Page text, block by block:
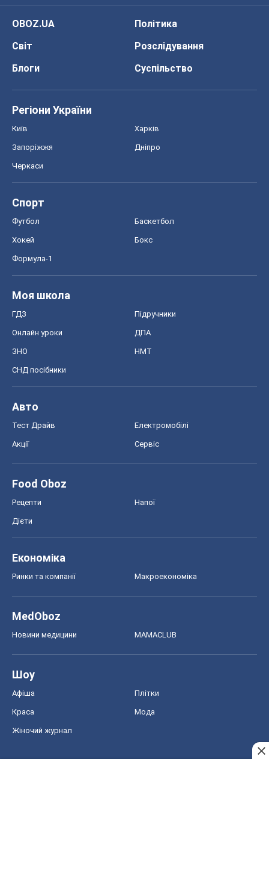
OBOZ.UA
Політика
Світ
Розслідування
Блоги
Суспільство
Регіони України
Київ Харків
Запоріжжя Дніпро
Черкаси
Спорт
Футбол Баскетбол
Хокей Бокс
Формула-1
Моя школа
ГДЗ Підручники
Онлайн уроки ДПА
ЗНО НМТ
СНД посібники
Авто
Тест Драйв Електромобілі
Акції Сервіс
Food Oboz
Рецепти Напої
Дієти
Економіка
Ринки та компанії Макроекономіка
MedOboz
Новини медицини MAMACLUB
Шоу
Афіша Плітки
Краса Мода
Жіночий журнал